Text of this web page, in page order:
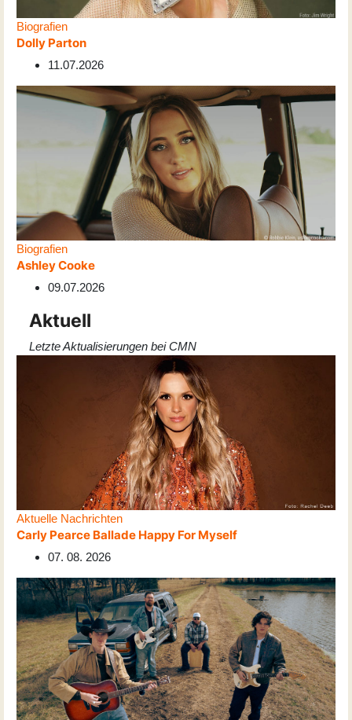
Biografien
Dolly Parton
11.07.2026
Biografien
Ashley Cooke
09.07.2026
Aktuell
Letzte Aktualisierungen bei CMN
Aktuelle Nachrichten
Carly Pearce Ballade Happy For Myself
07. 08. 2026